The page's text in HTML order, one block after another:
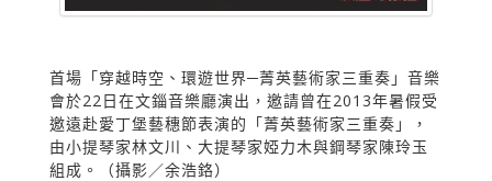
首場「穿越時空、環遊世界─菁英藝術家三重奏」音樂
會於22日在文錙音樂廳演出，邀請曾在2013年暑假受
邀遠赴愛丁堡藝穗節表演的「菁英藝術家三重奏」，
由小提琴家林文川、大提琴家婭力木與鋼琴家陳玲玉
組成。（攝影／余浩鉻）